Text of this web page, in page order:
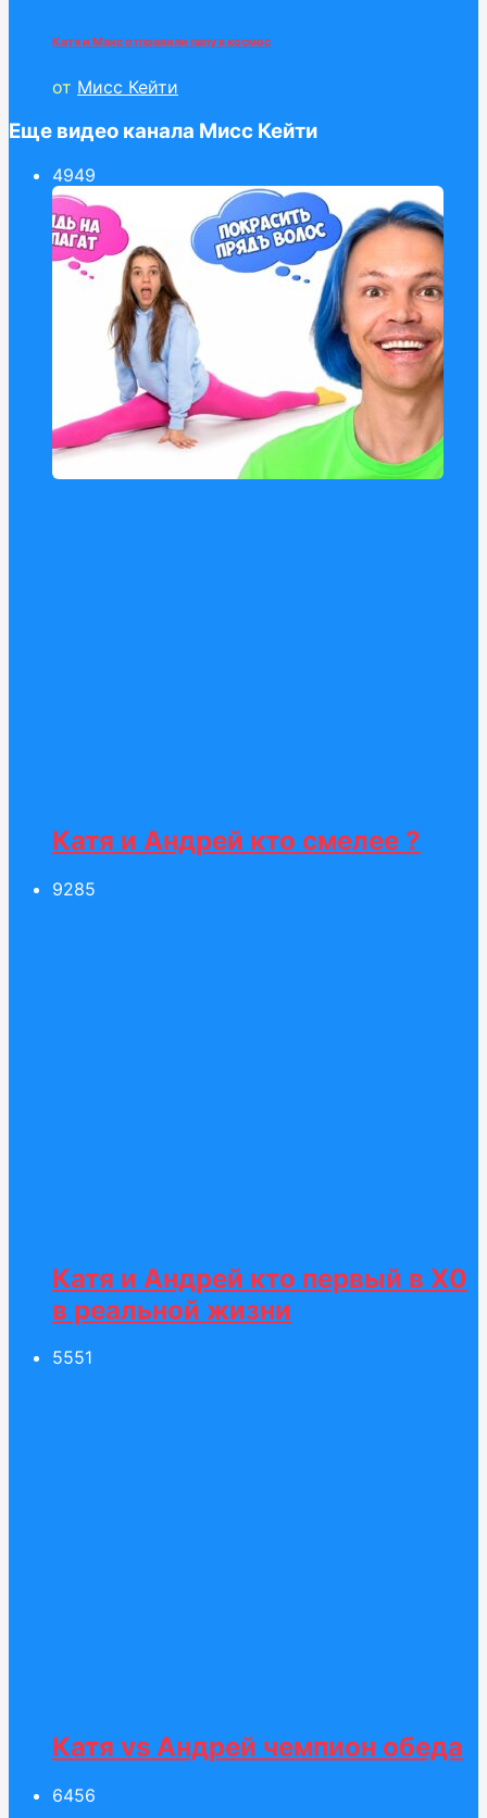
Катя и Макс отправили папу в космос
от Мисс Кейти
Еще видео канала Мисс Кейти
4949
Катя и Андрей кто смелее ?
9285
Катя и Андрей кто первый в Х0
в реальной жизни
5551
Катя vs Андрей чемпион обеда
6456